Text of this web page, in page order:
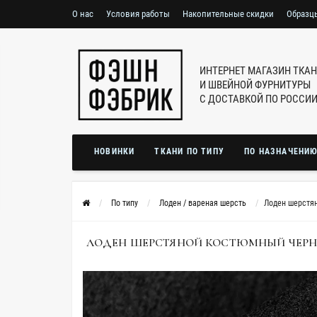
О нас Условия работы Накопительные скидки
ИНТЕРНЕТ МАГАЗИН
И ШВЕЙНОЙ ФУРНИТУРЫ
С ДОСТАВКОЙ ПО РОССИИ
НОВИНКИ ТКАНИ ПО ТИПУ ПО
По типу Лоден / вареная шерсть Лоден
ЛОДЕН ШЕРСТЯНОЙ КОСТЮМНЫЙ ЧЕРНЫЙ